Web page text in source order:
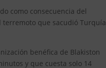
como consecuencia del
terremoto que sacudió Turquía
benéfica de Blakiston
y que cuesta solo 14